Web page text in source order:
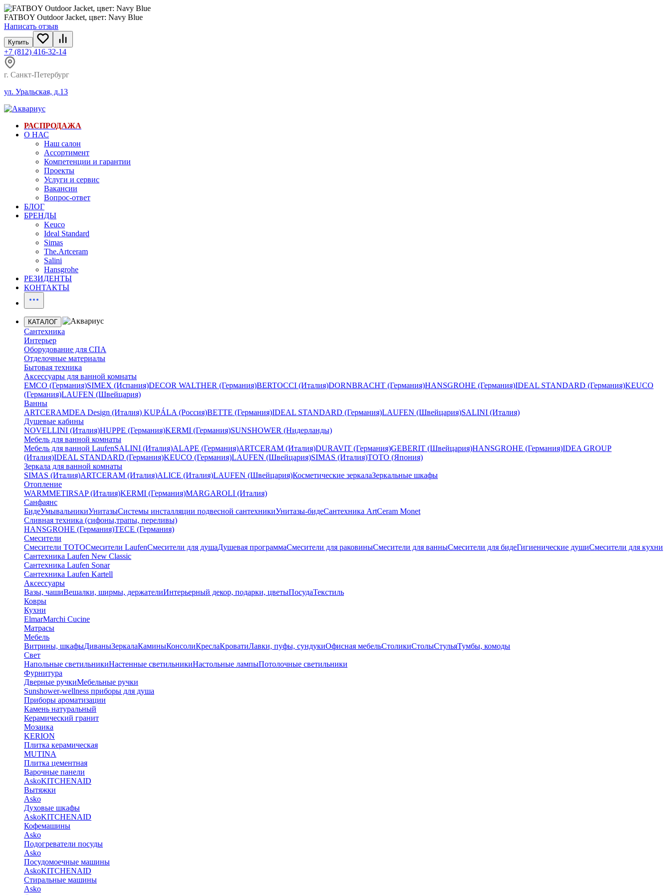
FATBOY Outdoor Jacket, цвет: Navy Blue
Написать отзыв
Купить
+7 (812) 416-32-14
г. Санкт-Петербург
ул. Уральская, д.13
РАСПРОДАЖА
О НАС
Наш салон
Ассортимент
Компетенции и гарантии
Проекты
Услуги и сервис
Вакансии
Вопрос-ответ
БЛОГ
БРЕНДЫ
Keuco
Ideal Standard
Simas
The.Artceram
Salini
Hansgrohe
РЕЗИДЕНТЫ
КОНТАКТЫ
КАТАЛОГ
Сантехника
Интерьер
Оборудование для СПА
Отделочные материалы
Бытовая техника
Аксессуары для ванной комнаты
EMCO (Германия)SIMEX (Испания)DECOR WALTHER (Германия)BERTOCCI (Италия)DORNBRACHT (Германия)HANSGROHE (Германия)IDEAL STANDARD (Германия)KEUCO
(Германия)LAUFEN (Швейцария)
Ванны
ARTCERAMDEA Design (Италия) KUPÁLA (Россия)BETTE (Германия)IDEAL STANDARD (Германия)LAUFEN (Швейцария)SALINI (Италия)
Душевые кабины
NOVELLINI (Италия)HUPPE (Германия)KERMI (Германия)SUNSHOWER (Нидерланды)
Мебель для ванной комнаты
Мебель для ванной LaufenSALINI (Италия)ALAPE (Германия)ARTCERAM (Италия)DURAVIT (Германия)GEBERIT (Швейцария)HANSGROHE (Германия)IDEA GROUP
(Италия)IDEAL STANDARD (Германия)KEUCO (Германия)LAUFEN (Швейцария)SIMAS (Италия)TOTO (Япония)
Зеркала для ванной комнаты
SIMAS (Италия)ARTCERAM (Италия)ALICE (Италия)LAUFEN (Швейцария)Косметические зеркалаЗеркальные шкафы
Отопление
WARMMETIRSAP (Италия)KERMI (Германия)MARGAROLI (Италия)
Санфаянс
БидеУмывальникиУнитазыСистемы инсталляции подвесной сантехникиУнитазы-бидеСантехника ArtCeram Monet
Сливная техника (сифоны,трапы, переливы)
HANSGROHE (Германия)TECE (Германия)
Смесители
Смесители TOTOСмесители LaufenСмесители для душаДушевая программаСмесители для раковиныСмесители для ванныСмесители для бидеГигиенические душиСмесители для кухни
Сантехника Laufen New Classic
Сантехника Laufen Sonar
Сантехника Laufen Kartell
Аксессуары
Вазы, чашиВешалки, ширмы, держателиИнтерьерный декор, подарки, цветыПосудаТекстиль
Ковры
Кухни
ElmarMarchi Cucine
Матрасы
Мебель
Витрины, шкафыДиваныЗеркалаКаминыКонсолиКреслаКроватиЛавки, пуфы, сундукиОфисная мебельСтоликиСтолыСтульяТумбы, комоды
Свет
Напольные светильникиНастенные светильникиНастольные лампыПотолочные светильники
Фурнитура
Дверные ручкиМебельные ручки
Sunshower-wellness приборы для душа
Приборы ароматизации
Камень натуральный
Керамический гранит
Мозаика
KERION
Плитка керамическая
MUTINA
Плитка цементная
Варочные панели
AskoKITCHENAID
Вытяжки
Asko
Духовые шкафы
AskoKITCHENAID
Кофемашины
Asko
Подогреватели посуды
Asko
Посудомоечные машины
AskoKITCHENAID
Стиральные машины
Asko